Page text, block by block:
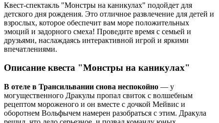
Квест-спектакль "Монстры на каникулах" подойдет для
детского дня рождения. Это отличное развлечение для детей и
взрослых, которое обеспечит вам море положительных
эмоций и задорного смеха! Проведите время с семьей и
друзьями, наслаждаясь интерактивной игрой и яркими
впечатлениями.
Описание квеста "Монстры на каникулах"
В отеле в Трансильвании снова неспокойно — у
могущественного Дракулы пропал свиток с волшебным
рецептом мороженого и он вместе с дочкой Мейвис и
оборотнем Вольфычем намерен разобраться с этим. Дракула